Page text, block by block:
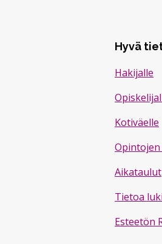
Hyvä
Hakijalle
Kotiväelle
Aikataulut
Tietoa
Esteetön